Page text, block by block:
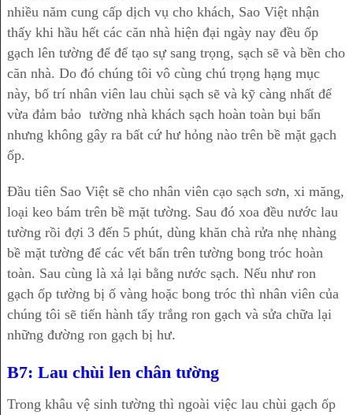
nhiều năm cung cấp dịch vụ cho khách, Sao Việt nhận
thấy khi hầu hết các căn nhà hiện đại ngày nay đều ốp
gạch lên tường để để tạo sự sang trọng, sạch sẽ và bền cho
căn nhà. Do đó chúng tôi vô cùng chú trọng hạng mục
này, bố trí nhân viên lau chùi sạch sẽ và kỹ càng nhất để
vừa đảm bảo tường nhà khách sạch hoàn toàn bụi bẩn
nhưng không gây ra bất cứ hư hỏng nào trên bề mặt gạch
ốp.
Đầu tiên Sao Việt sẽ cho nhân viên cạo sạch sơn, xi măng,
loại keo bám trên bề mặt tường. Sau đó xoa đều nước lau
tường rồi đợi 3 đến 5 phút, dùng khăn chà rửa nhẹ nhàng
bề mặt tường để các vết bẩn trên tường bong tróc hoàn
toàn. Sau cùng là xả lại bằng nước sạch. Nếu như ron
gạch ốp tường bị ố vàng hoặc bong tróc thì nhân viên của
chúng tôi sẽ tiến hành tẩy trắng ron gạch và sửa chữa lại
những đường ron gạch bị hư.
B7: Lau chùi len chân tường
Trong khâu vệ sinh tường thì ngoài việc lau chùi gạch ốp